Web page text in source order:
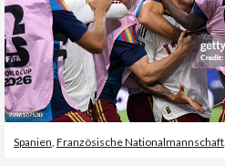
Spanien Französische Nationalmannschaft,